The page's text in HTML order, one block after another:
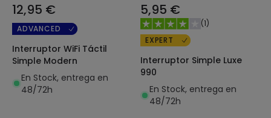
12,95 €
ADVANCED
Interruptor WiFi Táctil
Simple Modern
En Stock, entrega en
48/72h
5,95 €
(1)
EXPERT
Interruptor Simple Luxe
990
En Stock, entrega en
48/72h